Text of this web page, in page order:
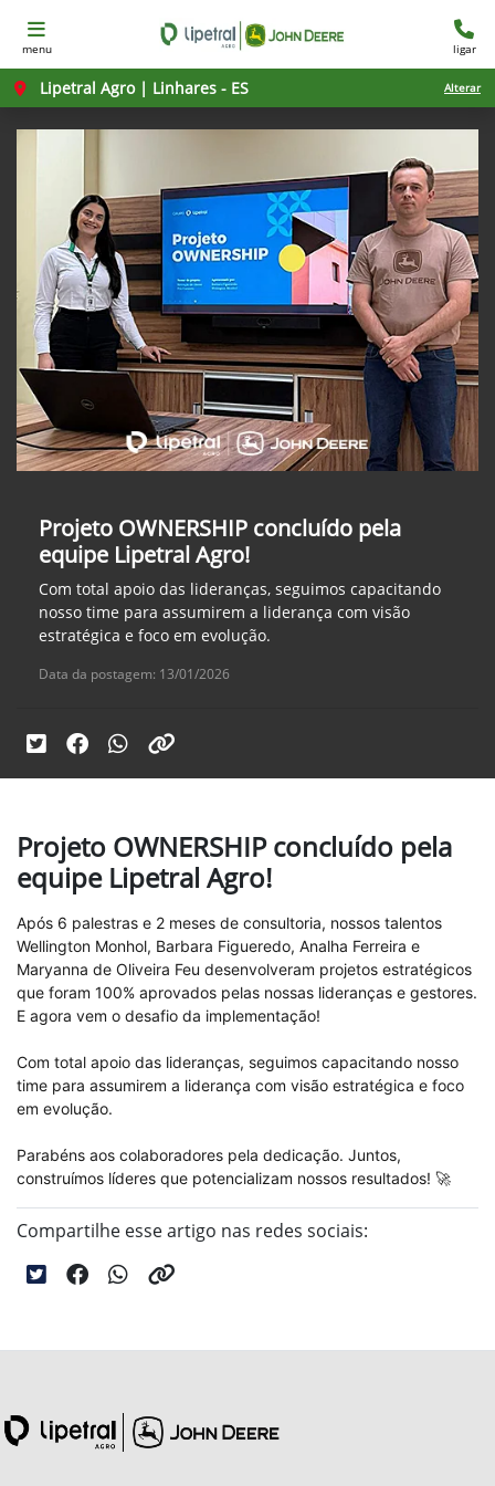
menu ligar
Lipetral Agro | Linhares - ES Alterar
Projeto OWNERSHIP concluído pela
equipe Lipetral Agro!
Com total apoio das lideranças, seguimos capacitando
nosso time para assumirem a liderança com visão
estratégica e foco em evolução.
Data da postagem: 13/01/2026
Projeto OWNERSHIP concluído pela
equipe Lipetral Agro!
Após 6 palestras e 2 meses de consultoria, nossos talentos
Wellington Monhol, Barbara Figueredo, Analha Ferreira e
Maryanna de Oliveira Feu desenvolveram projetos estratégicos
que foram 100% aprovados pelas nossas lideranças e gestores.
E agora vem o desafio da implementação!
Com total apoio das lideranças, seguimos capacitando nosso
time para assumirem a liderança com visão estratégica e foco
em evolução.
Parabéns aos colaboradores pela dedicação. Juntos,
construímos líderes que potencializam nossos resultados! 🚀
Compartilhe esse artigo nas redes sociais: